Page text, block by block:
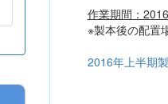
作業期間：
※製本後の配置
2016年上半期